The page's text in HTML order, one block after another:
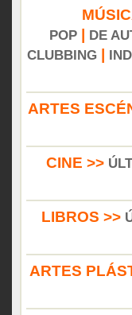
POP
DE
CLUBBING
ARTES
CINE >>
LIBROS >>
ARTES